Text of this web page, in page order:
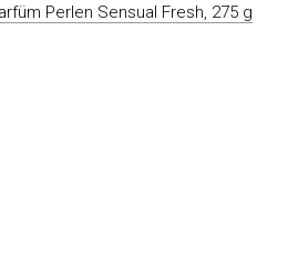
Perlen Sensual Fresh, 275 g